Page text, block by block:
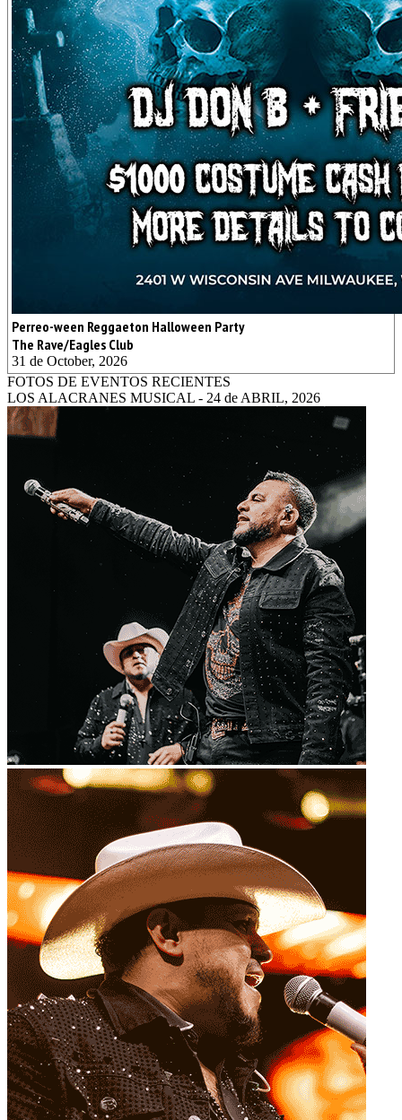
Perreo-ween Reggaeton Halloween Party
The Rave/Eagles Club
31 de October, 2026
FOTOS DE EVENTOS RECIENTES
LOS ALACRANES MUSICAL - 24 de ABRIL, 2026